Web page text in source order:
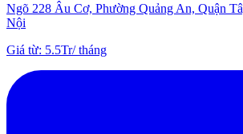
Ngõ 228 Âu Cơ, Phường Quảng An, Quận
Nội
Giá từ: 5.5Tr/tháng